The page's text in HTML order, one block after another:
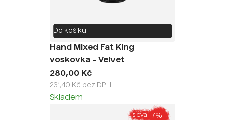
Do košíku +
Hand Mixed Fat King
voskovka - Velvet
280,00 Kč
231,40 Kč bez DPH
Skladem
sleva -7%